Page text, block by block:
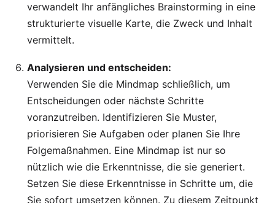
verwandelt Ihr anfängliches Brainstorming in eine
strukturierte visuelle Karte, die Zweck und Inhalt
vermittelt.
Analysieren und entscheiden:
Verwenden Sie die Mindmap schließlich, um
Entscheidungen oder nächste Schritte
voranzutreiben. Identifizieren Sie Muster,
priorisieren Sie Aufgaben oder planen Sie Ihre
Folgemaßnahmen. Eine Mindmap ist nur so
nützlich wie die Erkenntnisse, die sie generiert.
Setzen Sie diese Erkenntnisse in Schritte um, die
Sie sofort umsetzen können. Zu diesem Zeitpunkt